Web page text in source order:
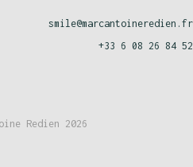
smile@marcantoineredien.fr
+33 6 08 26 84 52
Redien 2026